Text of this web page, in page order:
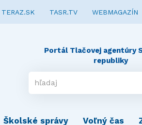
TERAZ.SK TASR.TV WEBMAGAZÍN
Portál Tlačovej agentúry
republiky
Školské správy Voľný čas